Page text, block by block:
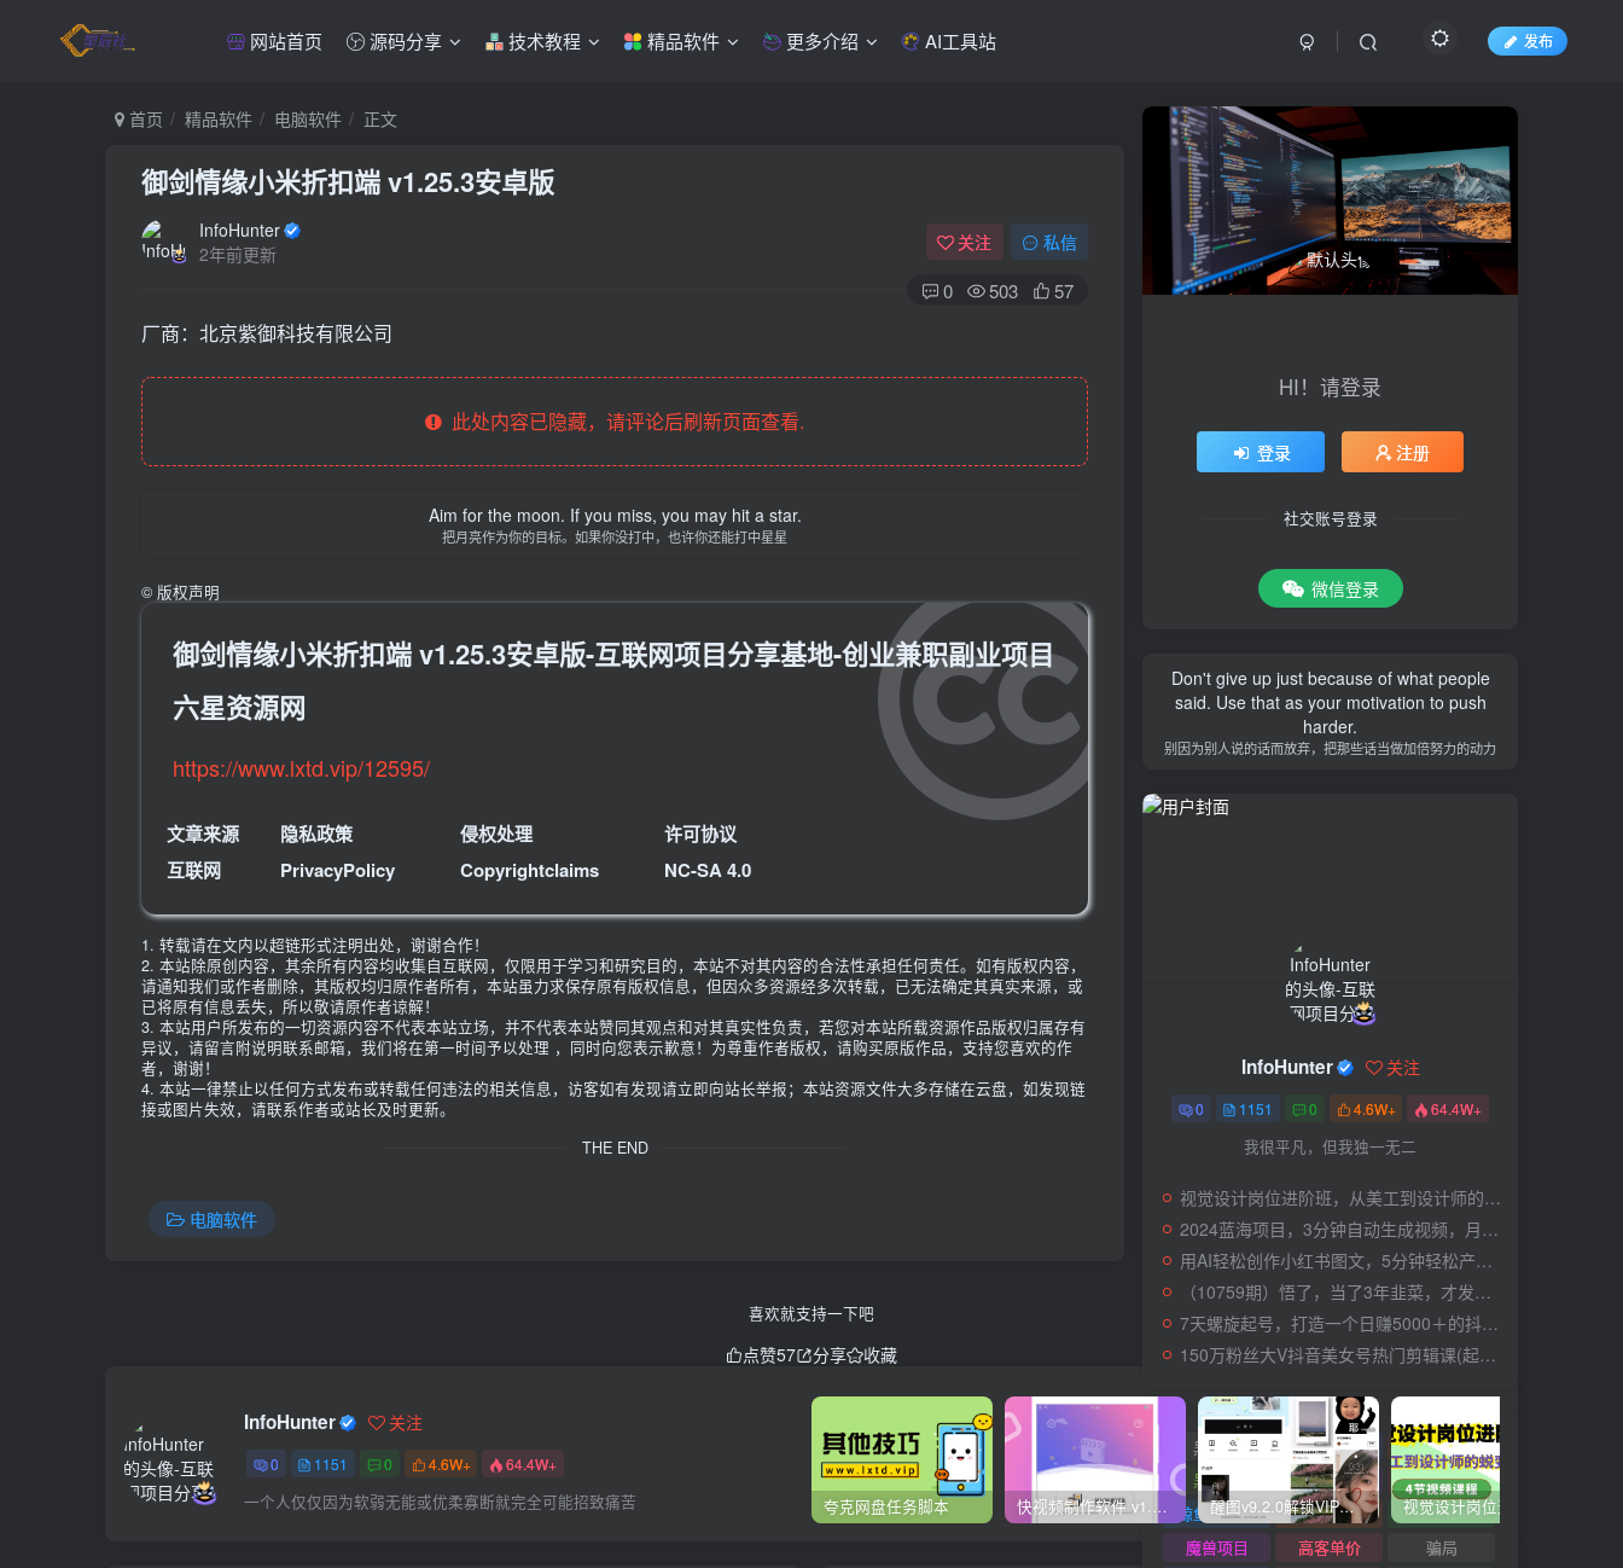
网站首页 源码分享 技术教程 精品软件 更多介绍 AI工具站 发布
首页 精品软件 电脑软件 正文
御剑情缘小米折扣端 v1.25.3安卓版
InfoHunter
2年前更新
关注 私信
0 503 57
厂商： 北京紫御科技有限公司
此处内容已隐藏，请评论后刷新页面查看.
Aim for the moon. If you miss, you may hit a star.
把月亮作为你的目标。如果你没打中，也许你还能打中星星
© 版权声明
御剑情缘小米折扣端 v1.25.3安卓版-互联网项目分享基地-创业兼职副业项目
六星资源网
https://www.lxtd.vip/12595/
文章来源
互联网
隐私政策
PrivacyPolicy
侵权处理
Copyrightclaims
许可协议
NC-SA 4.0
1. 转载请在文内以超链形式注明出处，谢谢合作！
2. 本站除原创内容，其余所有内容均收集自互联网，仅限用于学习和研究目的，本站不对其内容的合法性承担任何责任。如有版权内容，
请通知我们或作者删除，其版权均归原作者所有，本站虽力求保存原有版权信息，但因众多资源经多次转载，已无法确定其真实来源，或
已将原有信息丢失，所以敬请原作者谅解！
3. 本站用户所发布的一切资源内容不代表本站立场，并不代表本站赞同其观点和对其真实性负责，若您对本站所载资源作品版权归属存有
异议，请留言附说明联系邮箱，我们将在第一时间予以处理 ，同时向您表示歉意！为尊重作者版权，请购买原版作品，支持您喜欢的作
者，谢谢！
4. 本站一律禁止以任何方式发布或转载任何违法的相关信息，访客如有发现请立即向站长举报；本站资源文件大多存储在云盘，如发现链
接或图片失效，请联系作者或站长及时更新。
THE END
电脑软件
喜欢就支持一下吧
点赞57 分享 收藏
InfoHunter 关注
0 1151 0 4.6W+ 64.4W+
一个人仅仅因为软弱无能或优柔寡断就完全可能招致痛苦 夸克网盘任务脚本 快视频制作软件 v1.1.1安卓版 醒图v9.2.0解锁VIP版_滤镜、模板免费使用
HI！请登录
登录 注册
社交账号登录
微信登录
Don't give up just because of what people
said. Use that as your motivation to push
harder.
别因为别人说的话而放弃，把那些话当做加倍努力的动力
InfoHunter 关注
0 1151 0 4.6W+ 64.4W+
我很平凡，但我独一无二
视觉设计岗位进阶班，从美工到设计师的蜕变（4节视频课程）
2024蓝海项目，3分钟自动生成视频，月入过万
用AI轻松创作小红书图文，5分钟轻松产出300条小红书爆款笔记！
（10759期）悟了，当了3年韭菜，才发现网赚圈年赚100万的核心是卖项目，含泪分享！
7天螺旋起号，打造一个日赚5000＋的抖音壁纸号（价值688）
150万粉丝大V抖音美女号热门剪辑课(起号 过原创 素材来源 无人直播 变现)
黑科技 黑白弹幕
黑灰产业链
黑核AI
黑屏撸礼物撸门票
麦片好剧
鲸鱼短视频
鲨鱼动漫
魔豆助手
魔兽项目
高客单价
骗局